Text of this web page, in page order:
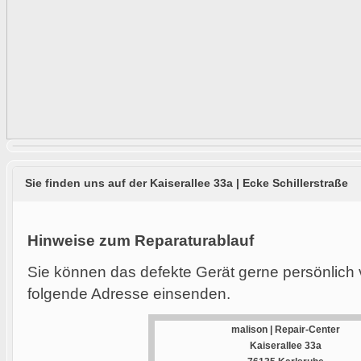
Sie finden uns auf der Kaiserallee 33a | Ecke Schillerstraße
Hinweise zum Reparaturablauf
Sie können das defekte Gerät gerne
folgende Adresse einsenden.
malison | Repair-Center
Kaiserallee 33a